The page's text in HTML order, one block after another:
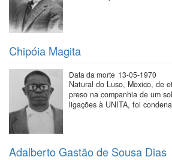
Chipóia Magita
Data da morte 13-05-1970
Natural do Luso, Moxico, de
preso na companhia de um
ligações à UNITA, foi
Adalberto Gastão de Sousa Dias